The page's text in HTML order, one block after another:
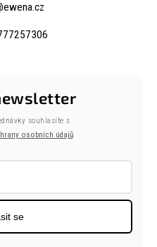
ewena.cz
souhlasíte s
osobních údajů
se